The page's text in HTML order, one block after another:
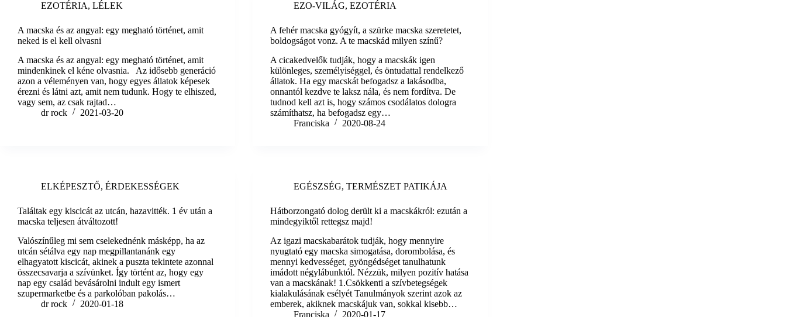
EZOTÉRIA, LÉLEK
A macska és az angyal: egy megható történet, amit
neked is el kell olvasni
A macska és az angyal: egy megható történet, amit
mindenkinek el kéne olvasnia. Az idősebb generáció
azon a véleményen van, hogy egyes állatok képesek
érezni és látni azt, amit nem tudunk. Hogy te elhiszed,
vagy sem, az csak rajtad…
dr rock
2021-03-20
EZO-VILÁG,EZOTÉRIA
A fehér macska gyógyít, a szürke macska szeretetet,
boldogságot vonz. A te macskád milyen színű?
A cicakedvelők tudják, hogy a macskák igen
különleges, személyiséggel, és öntudattal rendelkező
állatok. Ha egy macskát befogadsz a lakásodba,
onnantól kezdve te laksz nála, és nem fordítva. De
tudnod kell azt is, hogy számos csodálatos dologra
számíthatsz, ha befogadsz egy…
Franciska
2020-08-24
ELKÉPESZTŐ, ÉRDEKESSÉGEK
Találtak egy kiscicát az utcán, hazavitték. 1 év után a
macska teljesen átváltozott!
Valószínűleg mi sem cselekednénk másképp, ha az
utcán sétálva egy nap megpillantanánk egy
elhagyatott kiscicát, akinek a puszta tekintete azonnal
összecsavarja a szívünket. Így történt az, hogy egy
nap egy család bevásárolni indult egy ismert
szupermarketbe és a parkolóban pakolás…
dr rock
2020-01-18
EGÉSZSÉG,TERMÉSZET PATIKÁJA
Hátborzongató dolog derült ki a macskákról: ezután a
mindegyiktől rettegsz majd!
Az igazi macskabarátok tudják, hogy mennyire
nyugtató egy macska simogatása, dorombolása, és
mennyi kedvességet, gyöngédséget tanulhatunk
imádott négylábunktól. Nézzük, milyen pozitív hatása
van a macskának! 1.Csökkenti a szívbetegségek
kialakulásának esélyét Tanulmányok szerint azok az
emberek, akiknek macskájuk van, sokkal kisebb…
Franciska
2020-01-17